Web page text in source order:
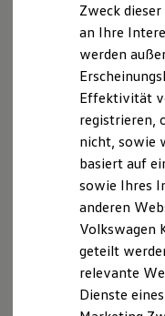
Laden
Laden
Laden
Batterie
Kosten und
E-Auto-
Software
Die ID.
ID.
Digitale
Ganz
Rundum sicher:
Bevor ein
Zweck
an Ihre
werden
Effektivität
registrieren,
nicht, sowie
basiert auf
sowie Ihres
anderen
Volkswagen
geteilt
relevante
Dienste